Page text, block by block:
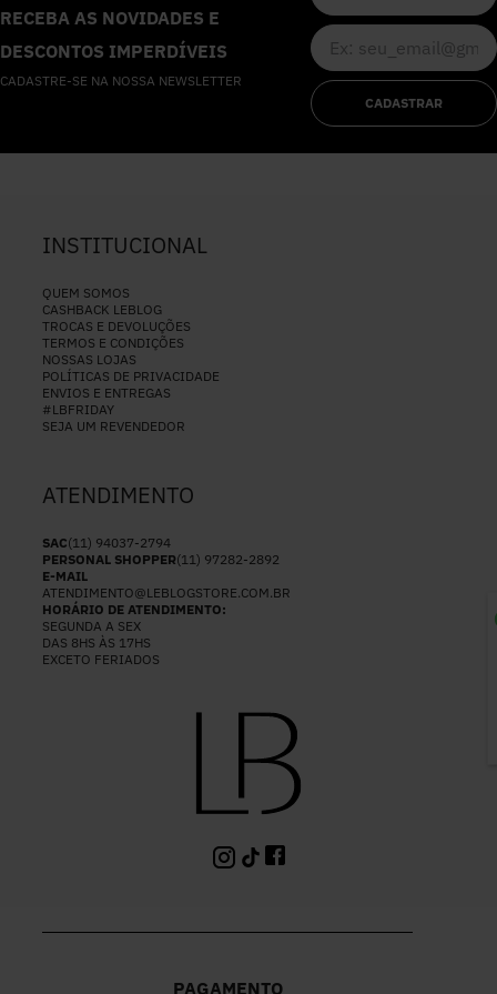
RECEBA AS NOVIDADES E
DESCONTOS IMPERDÍVEIS
CADASTRE-SE NA NOSSA NEWSLETTER
CADASTRAR
INSTITUCIONAL
QUEM SOMOS
CASHBACK LEBLOG
TROCAS E DEVOLUÇÕES
TERMOS E CONDIÇÕES
NOSSAS LOJAS
POLÍTICAS DE PRIVACIDADE
ENVIOS E ENTREGAS
#LBFRIDAY
SEJA UM REVENDEDOR
ATENDIMENTO
SAC(11) 94037-2794
PERSONAL SHOPPER(11) 97282-2892
E-MAIL
ATENDIMENTO@LEBLOGSTORE.COM.BR
HORÁRIO DE ATENDIMENTO:
SEGUNDA A SEX
DAS 8HS ÀS 17HS
EXCETO FERIADOS
PAGAMENTO